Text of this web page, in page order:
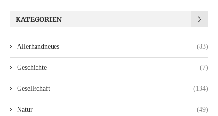
KATEGORIEN
Allerhandneues (83)
Geschichte (7)
Gesellschaft (134)
Natur (49)